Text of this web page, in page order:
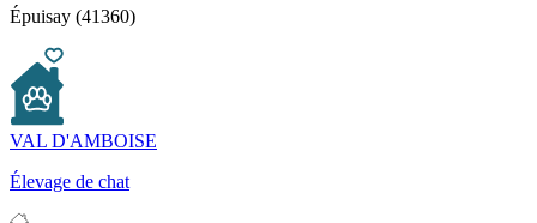
Épuisay (41360)
VAL D'AMBOISE
Élevage de chat